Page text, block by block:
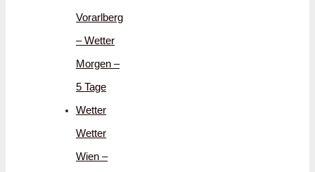
Vorarlberg
– Wetter
Morgen –
5 Tage
Wetter
Wetter
Wien –